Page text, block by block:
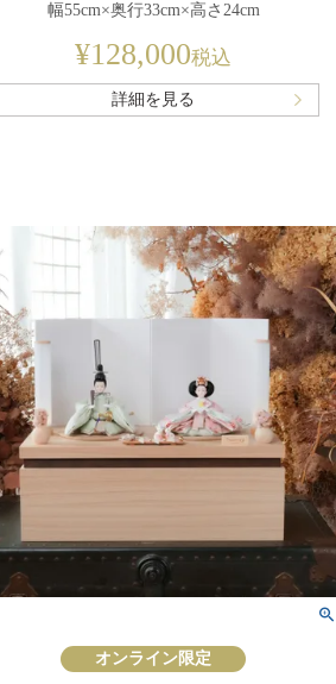
幅55cm×奥行33cm×高さ24cm
¥128,000税込
詳細を見る
オンライン限定